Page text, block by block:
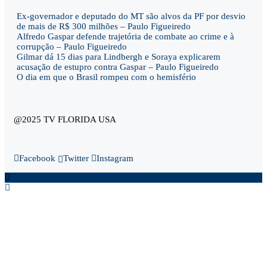
Ex-governador e deputado do MT são alvos da PF por desvio
de mais de R$ 300 milhões – Paulo Figueiredo
Alfredo Gaspar defende trajetória de combate ao crime e à
corrupção – Paulo Figueiredo
Gilmar dá 15 dias para Lindbergh e Soraya explicarem
acusação de estupro contra Gaspar – Paulo Figueiredo
O dia em que o Brasil rompeu com o hemisfério
@2025 TV FLORIDA USA
Facebook Twitter Instagram